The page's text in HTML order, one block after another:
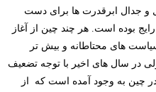
و جدال ابرقدرت­ ها برای دست
بوده است. هر چند چین از آغاز
­های محتاطانه و بیش تر
در سال های اخیر با توجه تضعیف
چین به وجود آمده است که از